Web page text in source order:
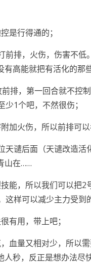
是行得通的；
前排，火伤，伤害不
高能就把有活化的那
排，第一回合就不控
1个吧，不然很伤；
加火伤，所以前排可
天谴后面（天谴改造
山在……
能，所以我们可以把
样可以减少主力受到
有用，带上吧；
血量又相对少，所以
秒，反正是想办法尽